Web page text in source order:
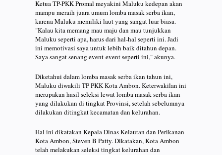
Ketua TP-PKK Promal meyakini Maluku kedepan akan
mampu meraih juara umum lomba masak serba ikan,
karena Maluku memiliki laut yang sangat luar biasa.
"Kalau kita memang mau maju dan mau tunjukkan
Maluku seperti apa, harus dari hal-hal seperti ini. Jadi
ini memotivasi saya untuk lebih baik ditahun depan.
Saya sangat senang event-event seperti ini," akunya.
Diketahui dalam lomba masak serba ikan tahun ini,
Maluku diwakili TP PKK Kota Ambon. Keterwakilan ini
merupakan hasil seleksi lewat lomba masak serba ikan
yang dilakukan di tingkat Provinsi, setelah sebelumnya
dilakukan ditingkat kecamatan dan kelurahan.
Hal ini dikatakan Kepala Dinas Kelautan dan Perikanan
Kota Ambon, Steven B Patty. Dikatakan, Kota Ambon
telah melakukan seleksi tingkat kelurahan dan